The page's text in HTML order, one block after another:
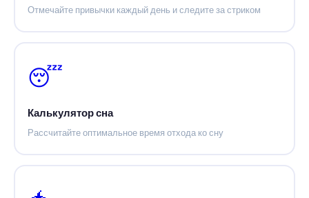
Отмечайте привычки каждый день и следите за стриком
😴
Калькулятор сна
Рассчитайте оптимальное время отхода ко сну